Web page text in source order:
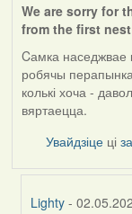
We are sorry for
from the first
Cамка наседжвае
робячы
колькі хоча -
вяртаецца.
Увайдзіце ці
Lighty -